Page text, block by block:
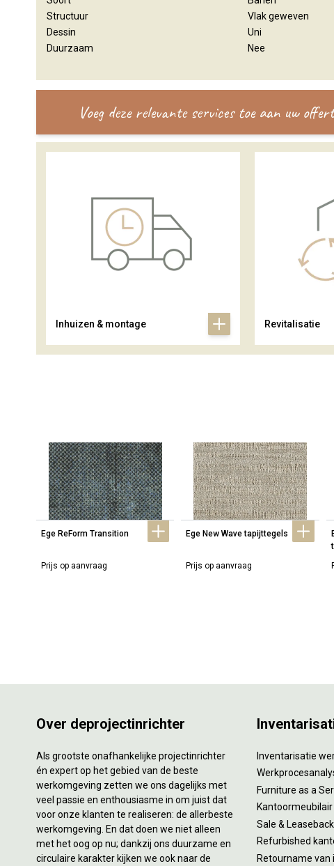
Structuur
Vlak geweven
Dessin
Uni
Duurzaam
Nee
Voeg deze relevante services toe aan uw
Inhuizen & montage Revitalisatie
Ege ReForm Transition
Prijs op aanvraag
Ege New Wave tapijttegels
Prijs op aanvraag
Over deprojectinrichter
Als grootste onafhankelijke projectinrichter
én expert op het gebied van de beste
werkomgeving zetten we ons dagelijks met
veel passie en enthousiasme in om juist dat
voor onze klanten te realiseren: de allerbeste
werkomgeving. En dat doen we niet alleen
met het oog op nu; dankzij ons duurzame en
circulaire karakter kijken we ook naar de
Inventarisatie
Furniture as a
Sale & Leaseback
Refurbished
Retourname van